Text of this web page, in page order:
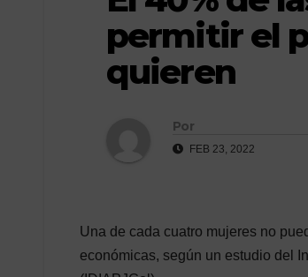
permitir el
quieren
Por
FEB 23, 2022
Una de cada cuatro mujeres no
económicas, según un estudio del